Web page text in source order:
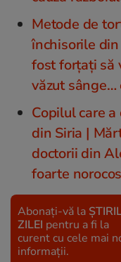
Metode de
închisorile
fost forțați să
văzut sânge…
Copilul care
din Siria |
doctorii din
foarte
Abonați-vă la
ZILEI pentru a fi la
curent cu cele mai
informații.